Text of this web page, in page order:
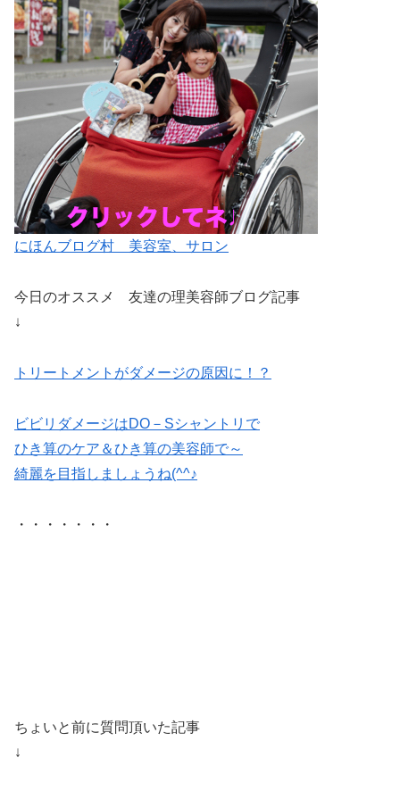
にほんブログ村 美容室、サロン
今日のオススメ 友達の理美容師ブログ記事
↓
トリートメントがダメージの原因に！？
ビビリダメージはDO－Sシャントリで
ひき算のケア＆ひき算の美容師で～
綺麗を目指しましょうね(^^♪
・・・・・・・
ちょいと前に質問頂いた記事
↓